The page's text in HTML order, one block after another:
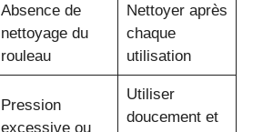
Absence de
nettoyage du
rouleau
Nettoyer après
chaque
utilisation
Pression
excessive ou
Utiliser
doucement et